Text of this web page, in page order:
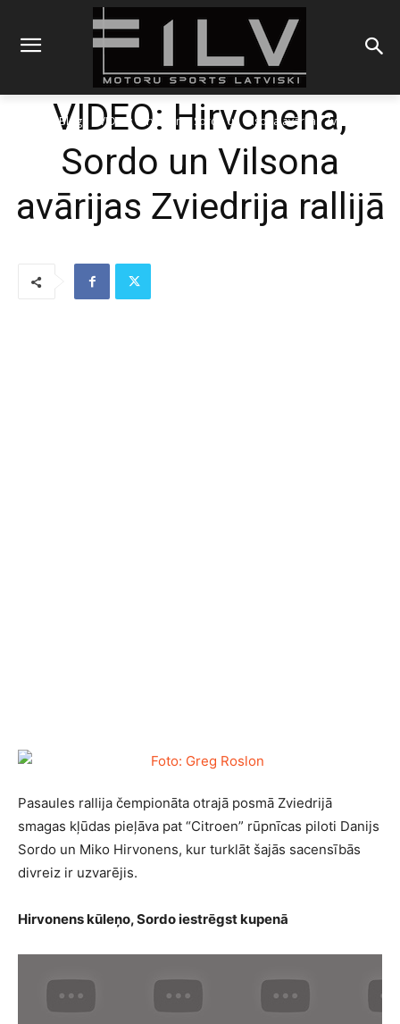
Blogs VIDEO: Hirvonena, Sordo un Vilsona avārijas Zviedrija rallijā
VIDEO: Hirvonena,
Sordo un Vilsona
avārijas Zviedrija rallijā
Pasaules rallija čempionāta otrajā posmā Zviedrijā
smagas kļūdas pieļāva pat “Citroen” rūpnīcas piloti Danijs
Sordo un Miko Hirvonens, kur turklāt šajās sacensībās
divreiz ir uzvarējis.
Hirvonens kūleņo, Sordo iestrēgst kupenā